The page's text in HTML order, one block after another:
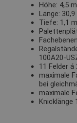
Höhe: 4,5 m
Länge: 30,9
Tiefe: 1,1 m
100A20-
11 Felder á
maximale
bei
maximale
Knicklänge